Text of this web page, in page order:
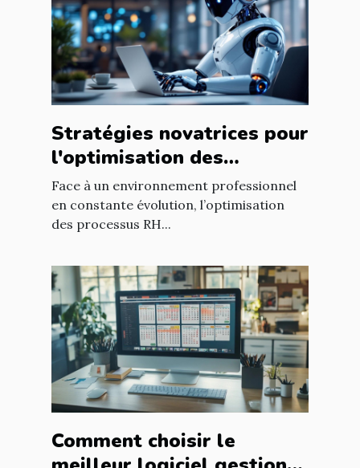
Stratégies novatrices pour
l'optimisation des
processus RH en
entreprise
Face à un environnement professionnel
en constante évolution, l’optimisation
des processus RH...
Comment choisir le